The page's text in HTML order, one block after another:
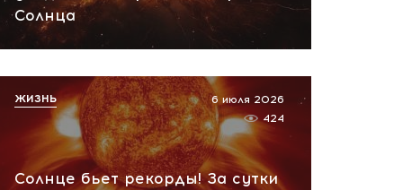
НАТО планирует и
России! Сенсационное
заявление хакеров
07.08.2026 10:07
Солнца
Солнце бьет рекорды! За сутки
6 июля 2026
424
ЖИЗНЬ